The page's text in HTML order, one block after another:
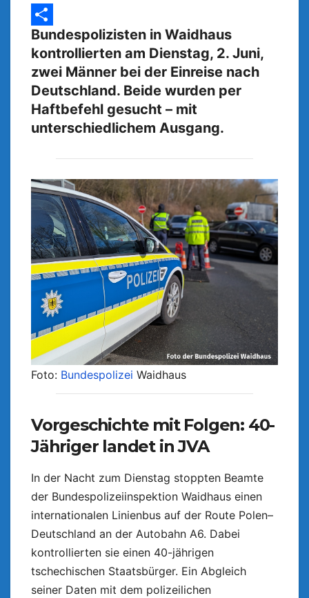
n
n
k
t
e
g
r
a
s
s
e
n
T
e
i
l
e
Bundespolizisten in Waidhaus
kontrollierten am Dienstag, 2. Juni,
zwei Männer bei der Einreise nach
Deutschland. Beide wurden per
Haftbefehl gesucht – mit
unterschiedlichem Ausgang.
Foto: Bundespolizei Waidhaus
Vorgeschichte mit Folgen: 40-
Jähriger landet in JVA
In der Nacht zum Dienstag stoppten Beamte
der Bundespolizeiinspektion Waidhaus einen
internationalen Linienbus auf der Route Polen–
Deutschland an der Autobahn A6. Dabei
kontrollierten sie einen 40-jährigen
tschechischen Staatsbürger. Ein Abgleich
seiner Daten mit dem polizeilichen